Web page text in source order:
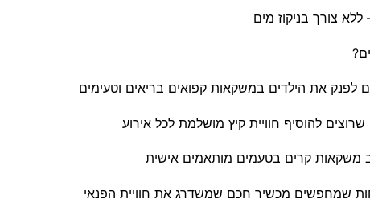
ללא צורך בניקוז מים
לפנק את הילדים במשקאות קפואים בריאים וטעימים
שרוצים להוסיף חוויית קיץ מושלמת לכל אירוע
משקאות קרים בטעמים מותאמים אישית
שמחפשים מכשיר חכם שמשדרג את חוויית הפנאי